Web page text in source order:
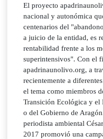
El proyecto
nacional y autonómica
centenarios del
a juicio de la entidad, es
rentabilidad frente a los
superintensivos". Con el
apadrinaunolivo.org, a
recientemente a
el tema como miembros
Transición Ecológica y
o del Gobierno de
periodista ambiental
2017 promovió una